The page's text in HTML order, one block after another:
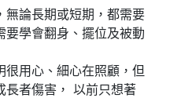
無論長期或短期，都需要
要學會翻身、擺位及被動
很用心、細心在照顧，但
長者傷害， 以前只想著